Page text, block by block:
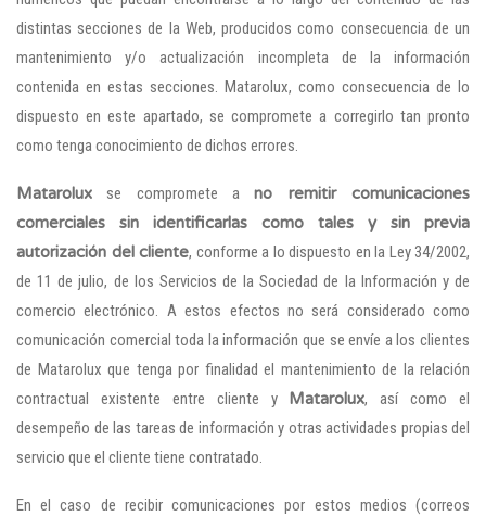
distintas secciones de la Web, producidos como consecuencia de un
mantenimiento y/o actualización incompleta de la información
contenida en estas secciones. Matarolux, como consecuencia de lo
dispuesto en este apartado, se compromete a corregirlo tan pronto
como tenga conocimiento de dichos errores.
Matarolux se compromete ano remitir comunicaciones
comerciales sin identificarlas como tales y sin previa
autorización del cliente, conforme a lo dispuesto en la Ley 34/2002,
de 11 de julio, de los Servicios de la Sociedad de la Información y de
comercio electrónico. A estos efectos no será considerado como
comunicación comercial toda la información que se envíe a los clientes
de Matarolux que tenga por finalidad el mantenimiento de la relación
contractual existente entre cliente y Matarolux, así como el
desempeño de las tareas de información y otras actividades propias del
servicio que el cliente tiene contratado.
En el caso de recibir comunicaciones por estos medios (correos